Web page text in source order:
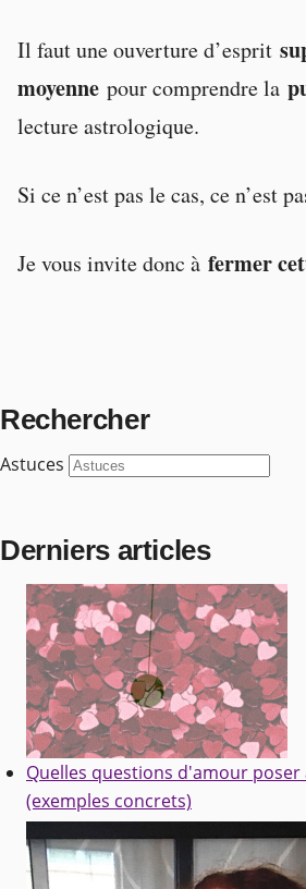
Il faut une ouverture d’esprit
moyenne pour comprendre la
lecture astrologique.
Si ce n’est pas le cas, ce n’est
Je vous invite donc à fermer
Rechercher
Astuces
Derniers articles
Quelles questions d'amour poser
(exemples concrets)